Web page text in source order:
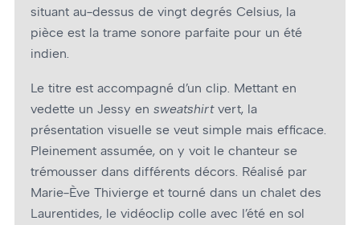
situant au-dessus de vingt degrés Celsius, la
pièce est la trame sonore parfaite pour un été
indien.
Le titre est accompagné d’un clip. Mettant en
vedette un Jessy en sweatshirt vert, la
présentation visuelle se veut simple mais efficace.
Pleinement assumée, on y voit le chanteur se
trémousser dans différents décors. Réalisé par
Marie-Ève Thivierge et tourné dans un chalet des
Laurentides, le vidéoclip colle avec l’été en sol